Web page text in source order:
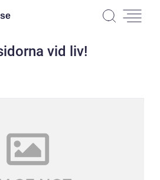
se
vid liv!